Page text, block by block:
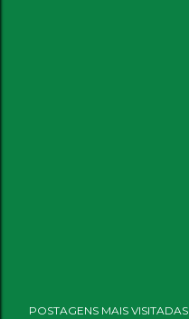
POSTAGENS MAIS VISITADAS